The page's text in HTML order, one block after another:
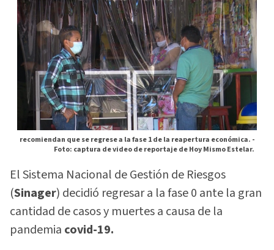
recomiendan que se regrese a la fase 1 de la reapertura económica. -
Foto: captura de video de reportaje de Hoy Mismo Estelar.
El Sistema Nacional de Gestión de Riesgos
(Sinager) decidió regresar a la fase 0 ante la gran
cantidad de casos y muertes a causa de la
pandemia covid-19.